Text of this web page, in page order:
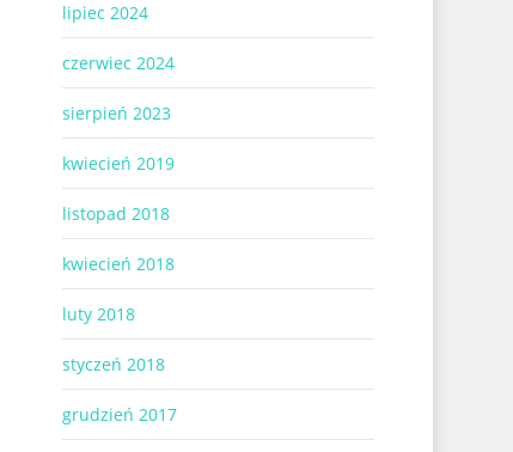
lipiec 2024
czerwiec 2024
sierpień 2023
kwiecień 2019
listopad 2018
kwiecień 2018
luty 2018
styczeń 2018
grudzień 2017